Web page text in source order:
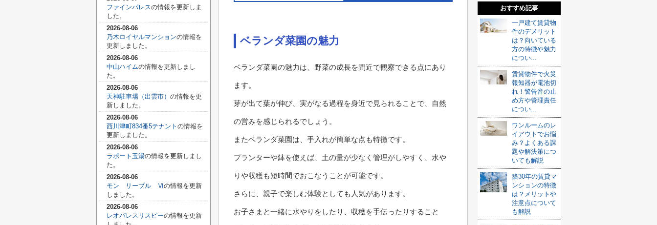
ベランダ菜園の魅力
ベランダ菜園の魅力は、野菜の成長を間近で観察できる点にあり
ます。
芽が出て葉が伸び、実がなる過程を身近で見られることで、自然
の営みを感じられるでしょう。
またベランダ菜園は、手入れが簡単な点も特徴です。
プランターや鉢を使えば、土の量が少なく管理がしやすく、水や
りや収穫も短時間でおこなうことが可能です。
さらに、親子で楽しむ体験としても人気があります。
お子さまと一緒に水やりをしたり、収穫を手伝ったりすること
おすすめ記事
一戸建て賃貸物
件のデメリット
は？向いている
方の特徴や魅力
につい...
賃貸物件で火災
報知器が電池切
れ！警告音の止
め方や管理責任
につい...
ワンルームのレ
イアウトでお悩
み？よくある課
題や解決策につ
いても解説
築30年の賃貸マ
ンションの特徴
は？メリットや
注意点について
も解説
ファインパレスの情報を更新しま
した。
2026-08-06
乃木ロイヤルマンションの情報を
更新しました。
2026-08-06
中山ハイムの情報を更新しまし
た。
2026-08-06
天神駐車場（出雲市） の情報を更
新しました。
2026-08-06
西川津町834番5テナント の情報を
更新しました。
2026-08-06
ラポート玉湯の情報を更新しまし
た。
2026-08-06
モン リーブル Ⅵの情報を更新
しました。
2026-08-06
レオパレスリスピーの情報を更新